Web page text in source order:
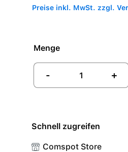
Preise inkl. MwSt. zzgl.
Menge
- +
Schnell zugreifen
Comspot Store